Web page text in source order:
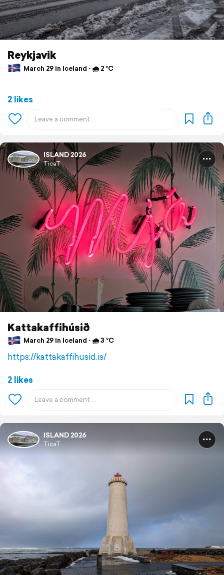
Reykjavik
March 29 in Iceland ⋅ 🌧 2 °C
2 likes
ISLAND 2026
TicaT
Kattakaffihúsið
March 29 in Iceland ⋅ 🌧 3 °C
https://kattakaffihusid.is/
2 likes
ISLAND 2026
TicaT